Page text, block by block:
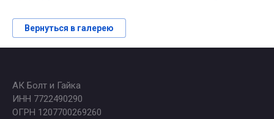
Вернуться в галерею
АК Болт и Гайка
ИНН 7722490290
ОГРН 1207700269260